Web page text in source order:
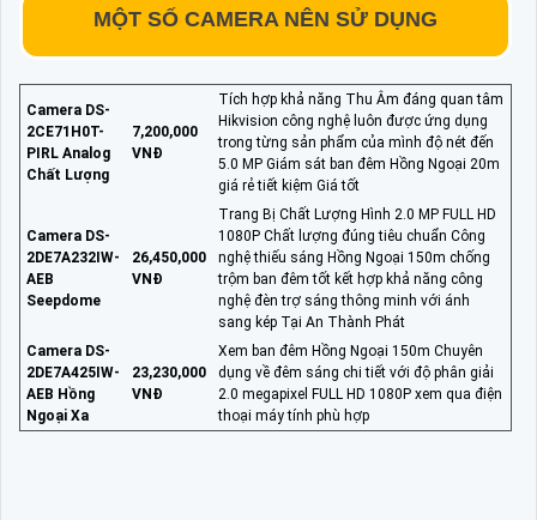
MỘT SỐ CAMERA NÊN SỬ DỤNG
Camera DS-
2CE71H0T-
PIRL Analog
Chất Lượng
7,200,000
VNĐ
Tích hợp khả năng Thu Âm đáng quan tâm
Hikvision công nghệ luôn được ứng dụng
trong từng sản phẩm của mình độ nét đến
5.0 MP Giám sát ban đêm Hồng Ngoại 20m
giá rẻ tiết kiệm Giá tốt
Camera DS-
2DE7A232IW-
AEB
Seepdome
26,450,000
VNĐ
Trang Bị Chất Lượng Hình 2.0 MP FULL HD
1080P Chất lượng đúng tiêu chuẩn Công
nghệ thiếu sáng Hồng Ngoại 150m chống
trộm ban đêm tốt kết hợp khả năng công
nghệ đèn trợ sáng thông minh với ánh
sang kép Tại An Thành Phát
Camera DS-
2DE7A425IW-
AEB Hồng
Ngoại Xa
23,230,000
VNĐ
Xem ban đêm Hồng Ngoại 150m Chuyên
dụng về đêm sáng chi tiết với độ phân giải
2.0 megapixel FULL HD 1080P xem qua điện
thoại máy tính phù hợp